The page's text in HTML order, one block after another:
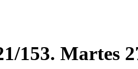
153. Martes